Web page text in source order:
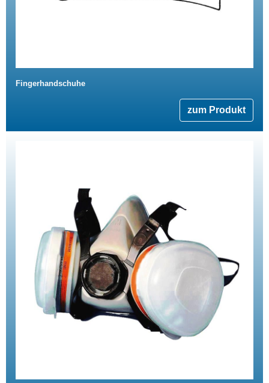
Fingerhandschuhe
zum Produkt